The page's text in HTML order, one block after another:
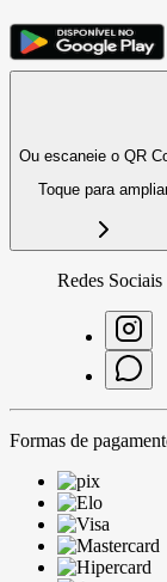
Ou escaneie o QR
Toque para
Redes Sociais
Formas de